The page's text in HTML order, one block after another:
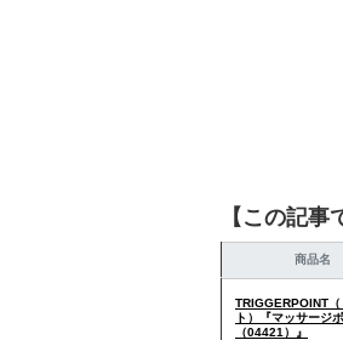
【この記事
商品名
TRIGGERPOINT
ト）『マッサージ
（04421）』